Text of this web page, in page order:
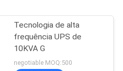
Tecnologia de alta
frequência UPS de
10KVA G
negotiable MOQ:500